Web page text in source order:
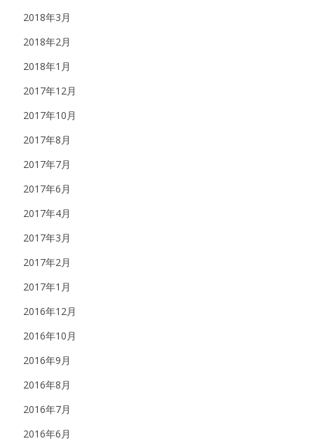
2018年3月
2018年2月
2018年1月
2017年12月
2017年10月
2017年8月
2017年7月
2017年6月
2017年4月
2017年3月
2017年2月
2017年1月
2016年12月
2016年10月
2016年9月
2016年8月
2016年7月
2016年6月